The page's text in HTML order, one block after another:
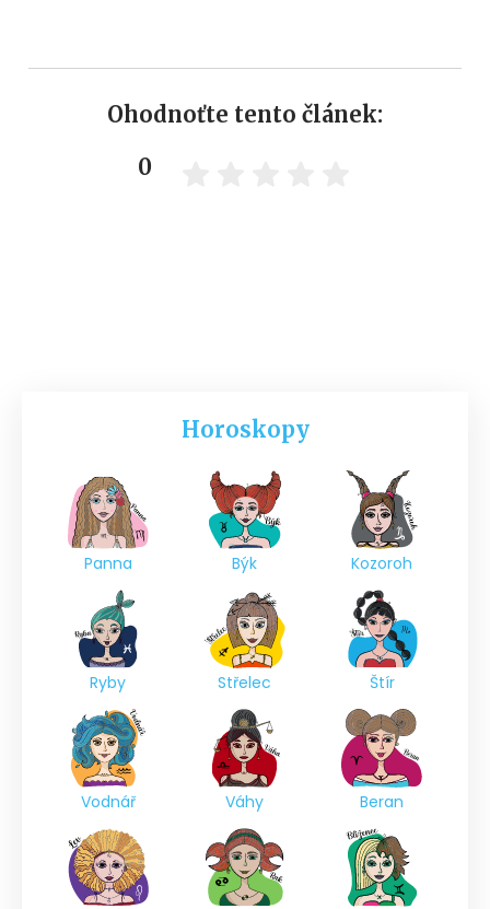
Ohodnoťte tento článek:
0
Horoskopy
Panna Býk Kozoroh
Ryby Střelec Štír
Vodnář Váhy Beran